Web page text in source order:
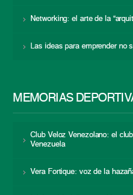
Networking: el arte de la
Las ideas para emprender no
MEMORIAS
Club Veloz Venezolano: el
Venezuela
Vera Fortique: voz de la